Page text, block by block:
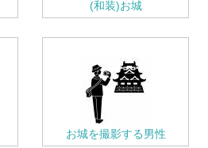
(和装)お城
お城を撮影する男性